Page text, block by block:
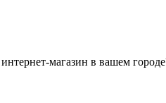
магазин в вашем